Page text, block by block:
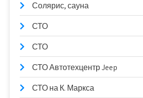
Солярис, сауна
СТО
СТО
СТО Автотехцентр Jeep
СТО на К. Маркса